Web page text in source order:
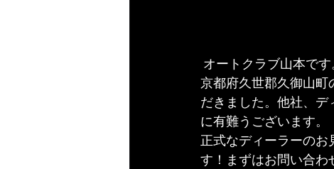
オートクラブ山本です
京都府久世郡久御山町
だきました。他社、
に有難うございます。
正式なディーラーのお
す！まずはお問い合わ